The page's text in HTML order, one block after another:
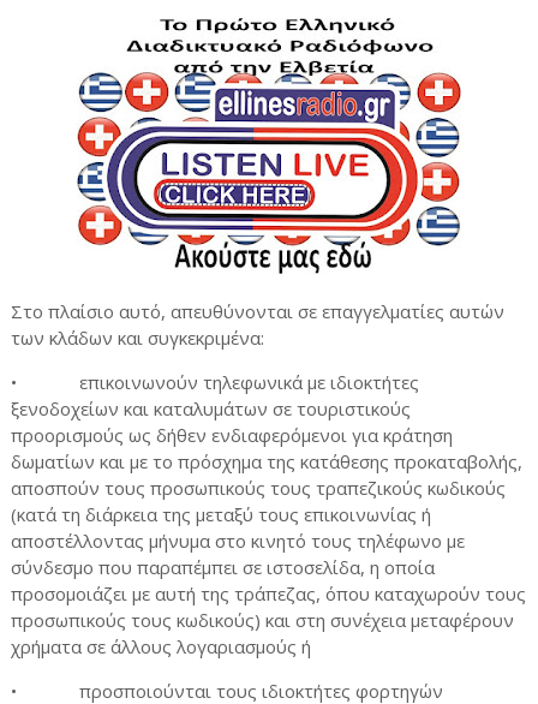
Στο πλαίσιο αυτό, απευθύνονται σε επαγγελματίες αυτών
των κλάδων και συγκεκριμένα:
•
επικοινωνούν τηλεφωνικά με ιδιοκτήτες
ξενοδοχείων και καταλυμάτων σε τουριστικούς
προορισμούς ως δήθεν ενδιαφερόμενοι για κράτηση
δωματίων και με το πρόσχημα της κατάθεσης προκαταβολής,
αποσπούν τους προσωπικούς τους τραπεζικούς κωδικούς
(κατά τη διάρκεια της μεταξύ τους επικοινωνίας ή
αποστέλλοντας μήνυμα στο κινητό τους τηλέφωνο με
σύνδεσμο που παραπέμπει σε ιστοσελίδα, η οποία
προσομοιάζει με αυτή της τράπεζας, όπου καταχωρούν τους
προσωπικούς τους κωδικούς) και στη συνέχεια μεταφέρουν
χρήματα σε άλλους λογαριασμούς ή
•
προσποιούνται τους ιδιοκτήτες φορτηγών